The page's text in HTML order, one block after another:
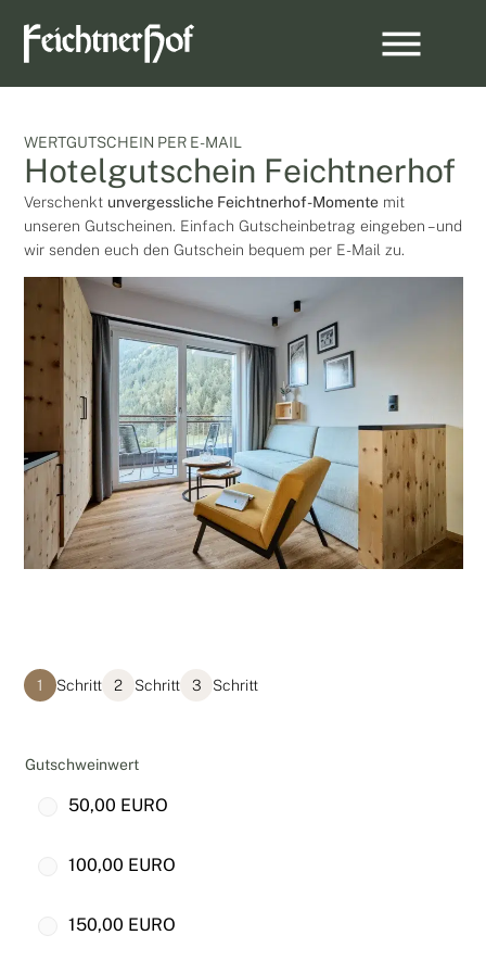
WERTGUTSCHEIN PER E-MAIL
Hotelgutschein Feichtnerhof
Verschenkt unvergessliche Feichtnerhof-Momente mit
unseren Gutscheinen. Einfach Gutscheinbetrag eingeben – und
wir senden euch den Gutschein bequem per E-Mail zu.
1 Schritt 2 Schritt 3 Schritt
Gutschweinwert
50,00 EURO
100,00 EURO
150,00 EURO